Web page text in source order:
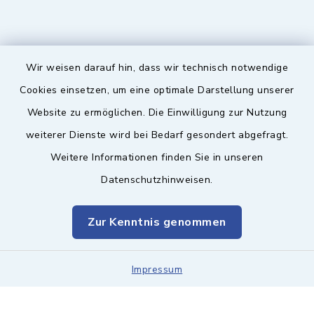
Wir weisen darauf hin, dass wir technisch notwendige
Cookies einsetzen, um eine optimale Darstellung unserer
Website zu ermöglichen. Die Einwilligung zur Nutzung
weiterer Dienste wird bei Bedarf gesondert abgefragt.
Weitere Informationen finden Sie in unseren
Datenschutzhinweisen.
Zur Kenntnis genommen
Impressum
Sicherer Kontakt
Datenschutz
Sitemap
Leitweg-ID & Rechnungsadressen